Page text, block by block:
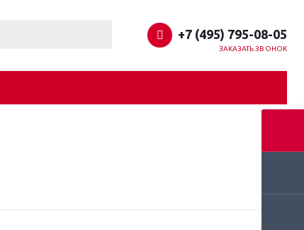
+7 (495) 795-08-05
ЗАКАЗАТЬ ЗВОНОК